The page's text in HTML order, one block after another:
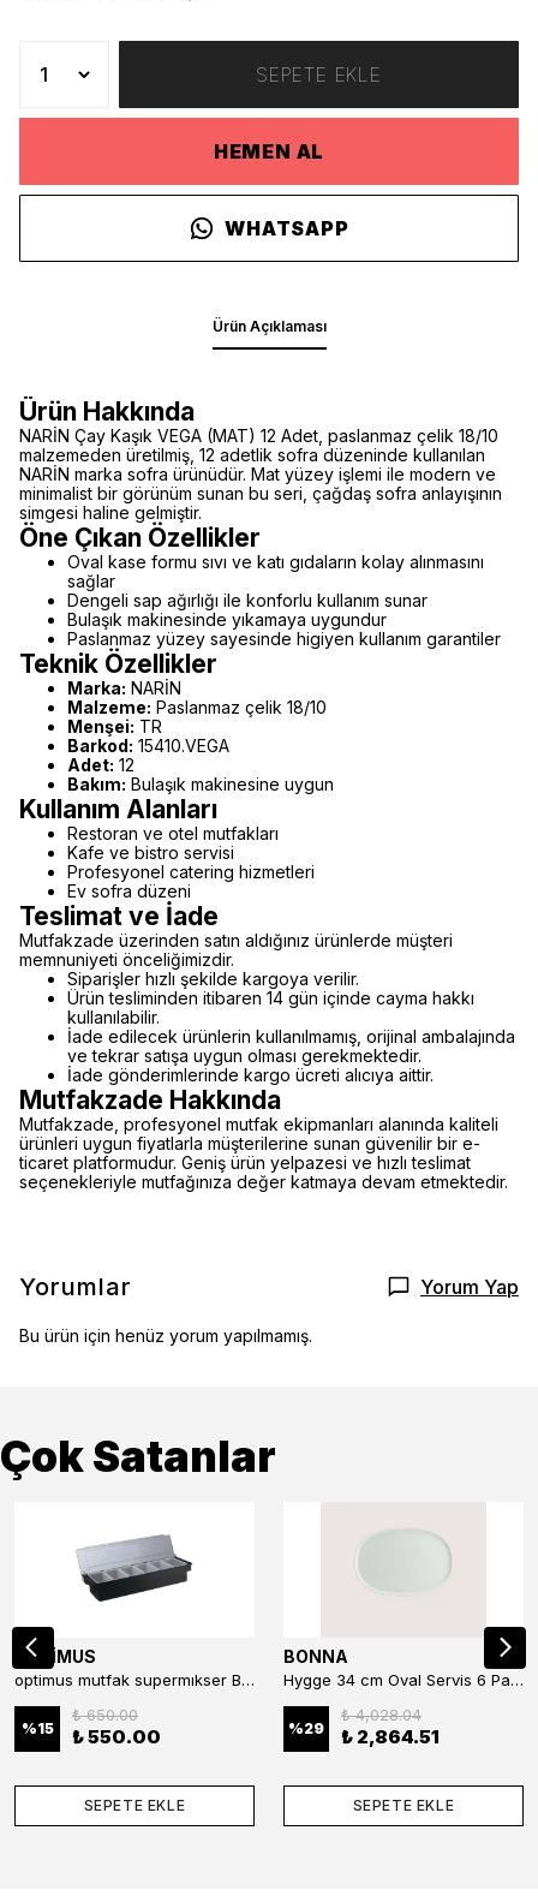
SEPETE EKLE
HEMEN AL
WHATSAPP
Ürün Açıklaması
Ürün Hakkında
NARİN Çay Kaşık VEGA (MAT) 12 Adet, paslanmaz çelik 18/10
malzemeden üretilmiş, 12 adetlik sofra düzeninde kullanılan
NARİN marka sofra ürünüdür. Mat yüzey işlemi ile modern ve
minimalist bir görünüm sunan bu seri, çağdaş sofra anlayışının
simgesi haline gelmiştir.
Öne Çıkan Özellikler
Oval kase formu sıvı ve katı gıdaların kolay alınmasını
sağlar
Dengeli sap ağırlığı ile konforlu kullanım sunar
Bulaşık makinesinde yıkamaya uygundur
Paslanmaz yüzey sayesinde higiyen kullanım garantiler
Teknik Özellikler
Marka: NARİN
Malzeme: Paslanmaz çelik 18/10
Menşei: TR
Barkod: 15410.VEGA
Adet: 12
Bakım: Bulaşık makinesine uygun
Kullanım Alanları
Restoran ve otel mutfakları
Kafe ve bistro servisi
Profesyonel catering hizmetleri
Ev sofra düzeni
Teslimat ve İade
Mutfakzade üzerinden satın aldığınız ürünlerde müşteri
memnuniyeti önceliğimizdir.
Siparişler hızlı şekilde kargoya verilir.
Ürün tesliminden itibaren 14 gün içinde cayma hakkı
kullanılabilir.
İade edilecek ürünlerin kullanılmamış, orijinal ambalajında
ve tekrar satışa uygun olması gerekmektedir.
İade gönderimlerinde kargo ücreti alıcıya aittir.
Mutfakzade Hakkında
Mutfakzade, profesyonel mutfak ekipmanları alanında kaliteli
ürünleri uygun fiyatlarla müşterilerine sunan güvenilir bir e-
ticaret platformudur. Geniş ürün yelpazesi ve hızlı teslimat
seçenekleriyle mutfağınıza değer katmaya devam etmektedir.
Yorumlar Yorum Yap
Bu ürün için henüz yorum yapılmamış.
Çok Satanlar
OPTİMUS
optimus mutfak supermıkser Bar Konteyner 6'lı 50×16×9 cm Kapaklı Polikarbon Organizer Bar & Kafe
%15
₺ 650.00
₺ 550.00
SEPETE EKLE
BONNA
Hygge 34 cm Oval Servis 6 Parça
%29
₺ 4,028.04
₺ 2,864.51
SEPETE EKLE